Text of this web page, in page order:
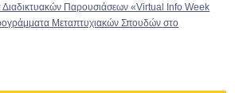
Παρουσιάσεων «Virtual Info Week
Μεταπτυχιακών Σπουδών στο